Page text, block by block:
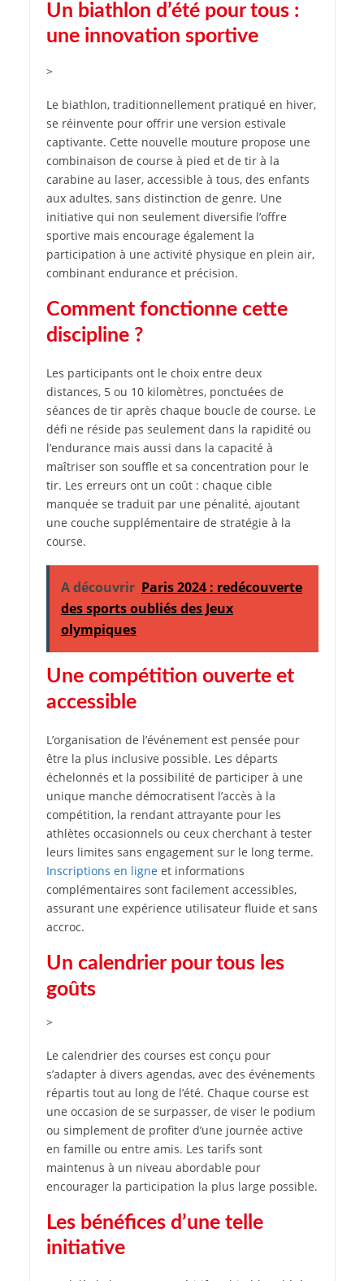
Un biathlon d’été pour tous :
une innovation sportive
>
Le biathlon, traditionnellement pratiqué en hiver,
se réinvente pour offrir une version estivale
captivante. Cette nouvelle mouture propose une
combinaison de course à pied et de tir à la
carabine au laser, accessible à tous, des enfants
aux adultes, sans distinction de genre. Une
initiative qui non seulement diversifie l’offre
sportive mais encourage également la
participation à une activité physique en plein air,
combinant endurance et précision.
Comment fonctionne cette
discipline ?
Les participants ont le choix entre deux
distances, 5 ou 10 kilomètres, ponctuées de
séances de tir après chaque boucle de course. Le
défi ne réside pas seulement dans la rapidité ou
l’endurance mais aussi dans la capacité à
maîtriser son souffle et sa concentration pour le
tir. Les erreurs ont un coût : chaque cible
manquée se traduit par une pénalité, ajoutant
une couche supplémentaire de stratégie à la
course.
A découvrir Paris 2024 : redécouverte
des sports oubliés des Jeux
olympiques
Une compétition ouverte et
accessible
L’organisation de l’événement est pensée pour
être la plus inclusive possible. Les départs
échelonnés et la possibilité de participer à une
unique manche démocratisent l’accès à la
compétition, la rendant attrayante pour les
athlètes occasionnels ou ceux cherchant à tester
leurs limites sans engagement sur le long terme.
Inscriptions en ligneet informations
complémentaires sont facilement accessibles,
assurant une expérience utilisateur fluide et sans
accroc.
Un calendrier pour tous les
goûts
>
Le calendrier des courses est conçu pour
s’adapter à divers agendas, avec des événements
répartis tout au long de l’été. Chaque course est
une occasion de se surpasser, de viser le podium
ou simplement de profiter d’une journée active
en famille ou entre amis. Les tarifs sont
maintenus à un niveau abordable pour
encourager la participation la plus large possible.
Les bénéfices d’une telle
initiative